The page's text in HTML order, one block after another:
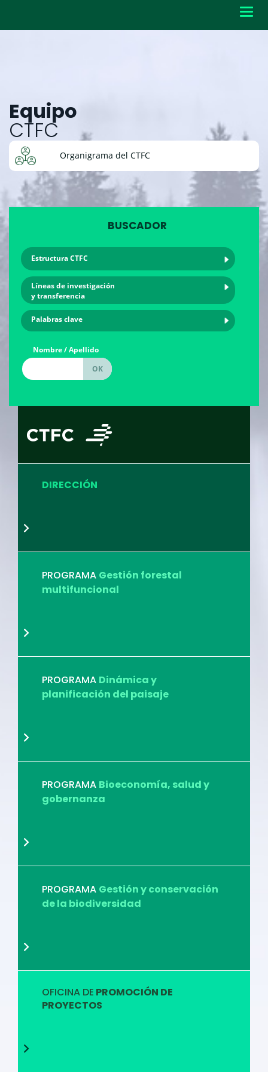
Equipo
CTFC
Organigrama del CTFC
BUSCADOR
Estructura CTFC
Líneas de investigación
y transferencia
Palabras clave
Nombre / Apellido
DIRECCIÓN
PROGRAMA Gestión forestal
multifuncional
PROGRAMA Dinámica y
planificación del paisaje
PROGRAMA Bioeconomía, salud y
gobernanza
PROGRAMA Gestión y conservación
de la biodiversidad
OFICINA DE PROMOCIÓN DE
PROYECTOS